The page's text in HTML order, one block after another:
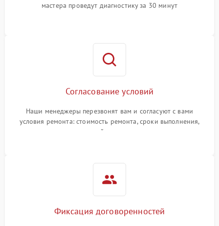
мастера проведут диагностику за 30 минут
Согласование условий
Наши менеджеры перезвонят вам и согласуют с вами
условия ремонта: стоимость ремонта, сроки выполнения,
гарантийные условия
Фиксация договоренностей